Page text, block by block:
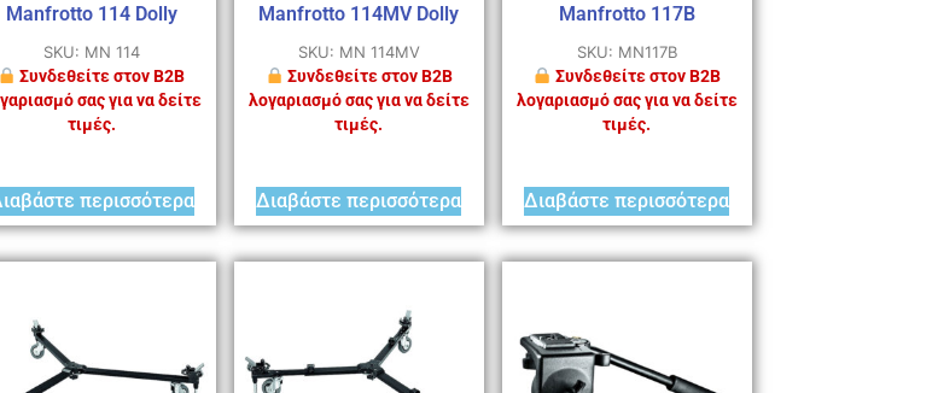
Manfrotto 114 Dolly
SKU: MN 114
Συνδεθείτε στον B2B
σας για να δείτε
τιμές.
περισσότερα
Manfrotto 114MV Dolly
SKU: MN 114MV
Συνδεθείτε στον B2B
λογαριασμό σας για να δείτε
τιμές.
Διαβάστε περισσότερα
Manfrotto 117B
SKU: MN117B
Συνδεθείτε στον B2B
λογαριασμό σας για να δείτε
τιμές.
Διαβάστε περισσότερα